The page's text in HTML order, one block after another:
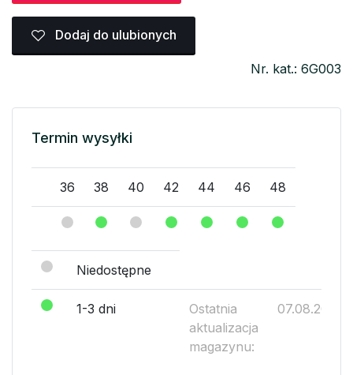
Dodaj do ulubionych
Nr. kat.: 6G003
Termin wysyłki
36 38 40 42 44 46 48
Niedostępne
1-3 dni
Ostatnia
aktualizacja
magazynu:
07.08.2026